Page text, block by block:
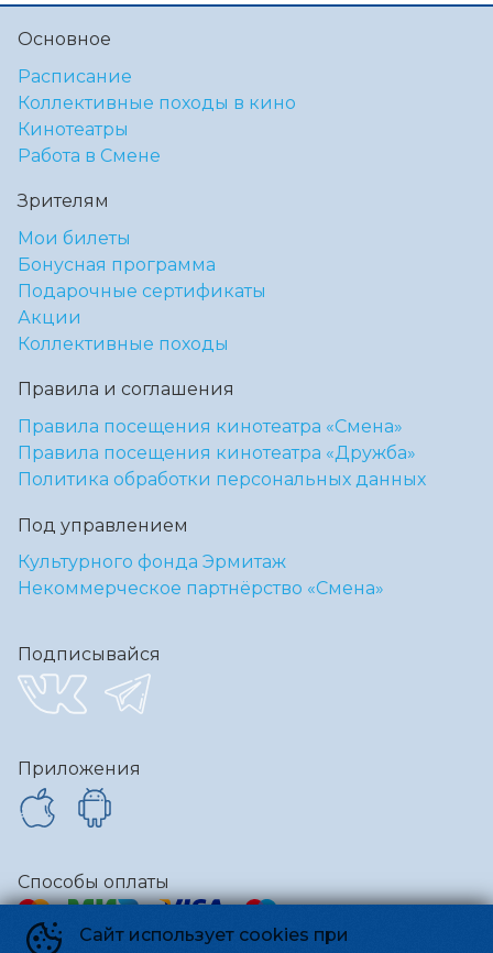
Сайт использует cookies при
Основное
Расписание
Коллективные походы в кино
Кинотеатры
Работа в Смене
Зрителям
Мои билеты
Бонусная программа
Подарочные сертификаты
Акции
Коллективные походы
Правила и соглашения
Правила посещения кинотеатра «Смена»
Правила посещения кинотеатра «Дружба»
Политика обработки персональных данных
Под управлением
Культурного фонда Эрмитаж
Некоммерческое партнёрство «Смена»
Подписывайся
Приложения
Способы оплаты